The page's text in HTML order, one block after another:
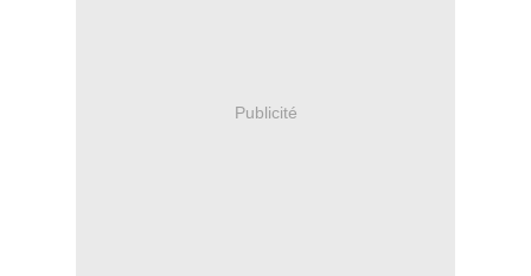
Publicité